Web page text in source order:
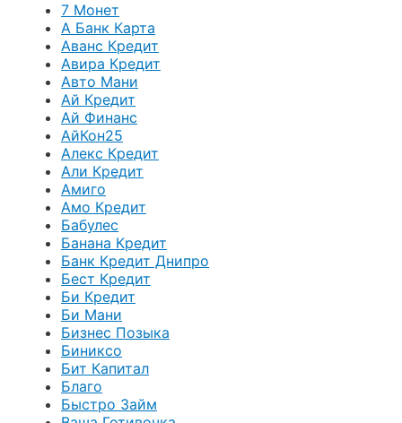
7 Монет
А Банк Карта
Аванс Кредит
Авира Кредит
Авто Мани
Ай Кредит
Ай Финанс
АйКон25
Алекс Кредит
Али Кредит
Амиго
Амо Кредит
Бабулес
Банана Кредит
Банк Кредит Днипро
Бест Кредит
Би Кредит
Би Мани
Бизнес Позыка
Биниксо
Бит Капитал
Благо
Быстро Займ